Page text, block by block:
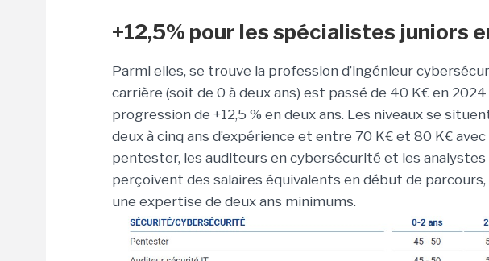
+12,5% pour les spécialistes juniors
Parmi elles, se trouve la profession d’ingénieur
carrière (soit de 0 à deux ans) est passé de 40 K€ en
progression de +12,5 % en deux ans. Les niveaux se
deux à cinq ans d’expérience et entre 70 K€ et 80 K€
pentester, les auditeurs en cybersécurité et les analystes
perçoivent des salaires équivalents en début de
une expertise de deux ans minimums.